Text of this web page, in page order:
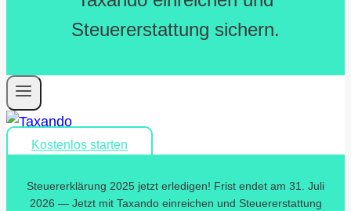
Steuererstattung sichern.
Kostenlos starten
Steuererklärung 2025 jetzt erledigen! Frist endet am 31. Juli
2026 — Jetzt mit Taxando einreichen und Steuererstattung